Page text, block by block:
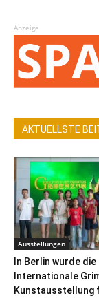
Anzeige
AKTUELLSTE
Ausstellungen
In Berlin wurde die
Internationale
Kunstausstellung